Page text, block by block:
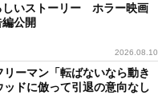
しいストーリー ホラー映画
公開
2026.08.10
ーマン「転ばないなら動き
ドに倣って引退の意向なし